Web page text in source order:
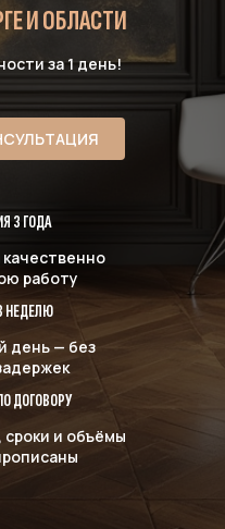
И ОБЛАСТИ
за 1 день!
3 ГОДА
работу
НЕДЕЛЮ
день — без
ДОГОВОРУ
и объёмы